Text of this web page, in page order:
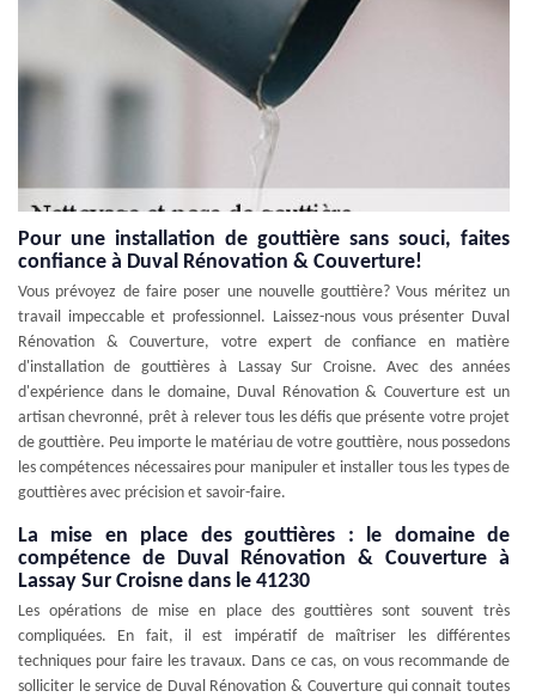
Pour une installation de gouttière sans souci, faites
confiance à Duval Rénovation & Couverture!
Vous prévoyez de faire poser une nouvelle gouttière? Vous méritez un
travail impeccable et professionnel. Laissez-nous vous présenter Duval
Rénovation & Couverture, votre expert de confiance en matière
d'installation de gouttières à Lassay Sur Croisne. Avec des années
d'expérience dans le domaine, Duval Rénovation & Couverture est un
artisan chevronné, prêt à relever tous les défis que présente votre projet
de gouttière. Peu importe le matériau de votre gouttière, nous possedons
les compétences nécessaires pour manipuler et installer tous les types de
gouttières avec précision et savoir-faire.
La mise en place des gouttières : le domaine de
compétence de Duval Rénovation & Couverture à
Lassay Sur Croisne dans le 41230
Les opérations de mise en place des gouttières sont souvent très
compliquées. En fait, il est impératif de maîtriser les différentes
techniques pour faire les travaux. Dans ce cas, on vous recommande de
solliciter le service de Duval Rénovation & Couverture qui connait toutes